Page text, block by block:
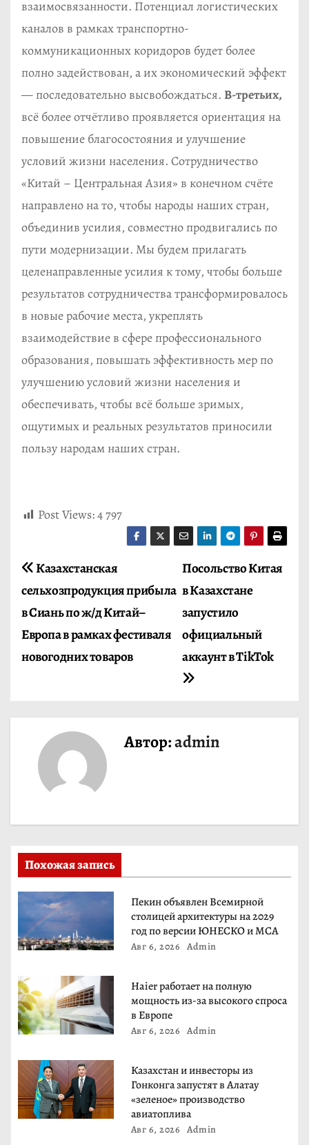
взаимосвязанности. Потенциал логистических
каналов в рамках транспортно-
коммуникационных коридоров будет более
полно задействован, а их экономический эффект
— последовательно высвобождаться. В-третьих,
всё более отчётливо проявляется ориентация на
повышение благосостояния и улучшение
условий жизни населения. Сотрудничество
«Китай – Центральная Азия» в конечном счёте
направлено на то, чтобы народы наших стран,
объединив усилия, совместно продвигались по
пути модернизации. Мы будем прилагать
целенаправленные усилия к тому, чтобы больше
результатов сотрудничества трансформировалось
в новые рабочие места, укреплять
взаимодействие в сфере профессионального
образования, повышать эффективность мер по
улучшению условий жизни населения и
обеспечивать, чтобы всё больше зримых,
ощутимых и реальных результатов приносили
пользу народам наших стран.
Post Views:4 797
Н
а
в
и
а
п
о
з
а
п
и
с
я
м
Посольство Китая
в Казахстане
запустило
официальный
аккаунт в TikTok
Казахстанская
сельхозпродукция прибыла
в Сиань по ж/д Китай–
Европа в рамках фестиваля
новогодних товаров
Автор:admin
Похожая запись
Пекин объявлен Всемирной
столицей архитектуры на 2029
год по версии ЮНЕСКО и МСА
Авг 6, 2026 Admin
Haier работает на полную
мощность из-за высокого спроса
в Европе
Авг 6, 2026 Admin
Казахстан и инвесторы из
Гонконга запустят в Алатау
«зеленое» производство
авиатоплива
Авг 6, 2026 Admin